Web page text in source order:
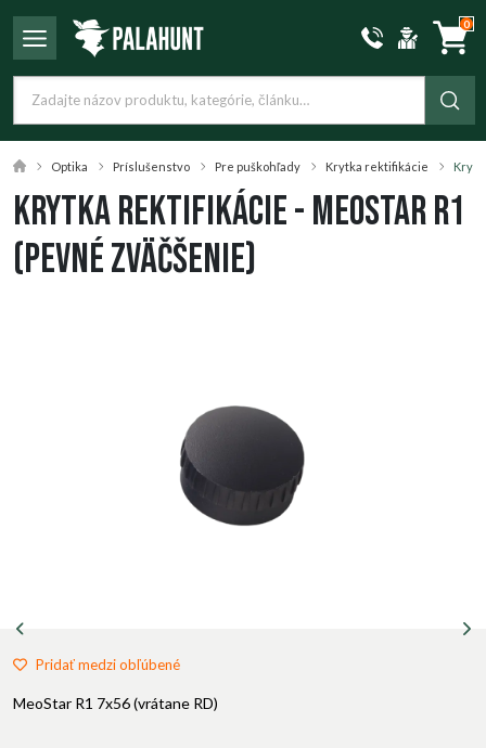
0
Optika Príslušenstvo Pre puškohľady Krytka rektifikácie
Krytka rektifikácie - MeoStar R1
(pevné zväčšenie)
Pridať medzi obľúbené
MeoStar R1 7x56 (vrátane RD)